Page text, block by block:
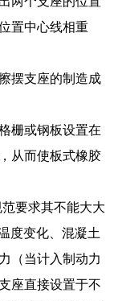
置中心线相重
摆支座的制造成
栅或钢板设置在
从而使板式橡胶
要求其不能大大
度变化、混凝土
（当计入制动力
座直接设置于不